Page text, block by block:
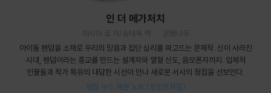
인 더 메가처치
아사이 료 저/송태욱 역
은행나무
아이돌 팬덤을 소재로 우리의 믿음과 집단 심리를 파고드는 문제작. 신이 사라진
시대, 팬덤이라는 종교를 만드는 설계자와 열혈 신도, 음모론자까지. 입체적
인물들과 작가 특유의 대담한 시선이 만나 새로운 서사의 정점을 선보인다.
양장 누드 제본 노트 (포인트차감)